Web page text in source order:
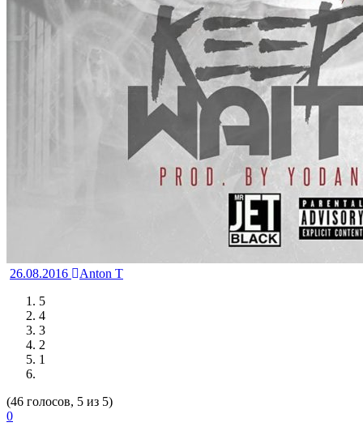
26.08.2016
Anton T
5
4
3
2
1
(46 голосов, 5 из 5)
0